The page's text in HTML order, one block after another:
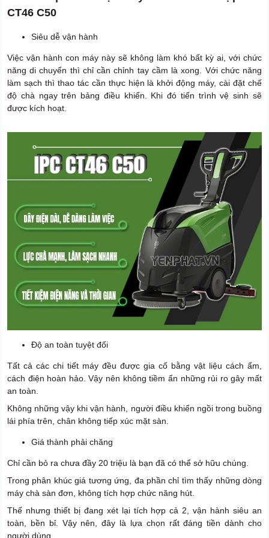
CT46 C50
Siêu dễ vận hành
Việc vận hành con máy này sẽ không làm khó bất kỳ ai, với chức
năng di chuyển thì chỉ cần chỉnh tay cầm là xong. Với chức năng
làm sạch thì thao tác cần thực hiện là khởi động máy, cài đặt chế
độ chà ngay trên bảng điều khiển. Khi đó tiến trình vệ sinh sẽ
được kích hoạt.
Độ an toàn tuyệt đối
Tất cả các chi tiết máy đều được gia cố bằng vật liệu cách ẩm,
cách điện hoàn hảo. Vậy nên không tiềm ẩn những rủi ro gây mất
an toàn.
Không những vậy khi vận hành, người điều khiển ngồi trong buồng
lái phía trên, chân không tiếp xúc mặt sàn.
Giá thành phải chăng
Chỉ cần bỏ ra chưa đầy 20 triệu là bạn đã có thể sở hữu chúng.
Trong phân khúc giá tương ứng, đa phần chỉ tìm thấy những dòng
máy chà sàn đơn, không tích hợp chức năng hút.
Thế nhưng thiết bị đang xét lại tích hợp cả 2, vận hành siêu an
toàn, bền bỉ. Vậy nên, đây là lựa chọn rất đáng tiền dành cho
người dùng.